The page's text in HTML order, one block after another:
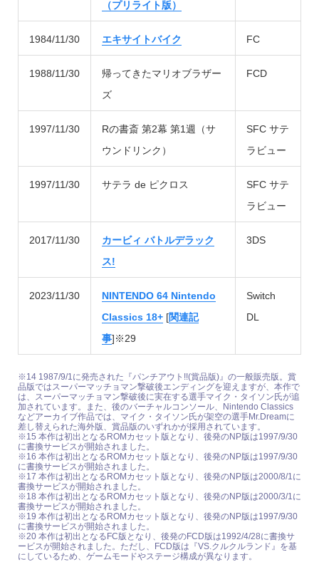
（プリライト版）
1984/11/30 エキサイトバイク FC
1988/11/30
帰ってきたマリオブラザー
ズ
FCD
1997/11/30
Rの書斎 第2幕 第1週（サ
ウンドリンク）
SFC サテ
ラビュー
1997/11/30 サテラ de ピクロス
SFC サテ
ラビュー
2017/11/30
カービィ バトルデラック
ス!
3DS
2023/11/30
NINTENDO 64 Nintendo
Classics 18+[関連記
事]※29
Switch
DL
※14 1987/9/1に発売された『パンチアウト!!(賞品版)』の一般販売版。賞
品版ではスーパーマッチョマン撃破後エンディングを迎えますが、本作で
は、スーパーマッチョマン撃破後に実在する選手マイク・タイソン氏が追
加されています。また、後のバーチャルコンソール、Nintendo Classics
などアーカイブ作品では、マイク・タイソン氏が架空の選手Mr.Dreamに
差し替えられた海外版、賞品版のいずれかが採用されています。
※15 本作は初出となるROMカセット版となり、後発のNP版は1997/9/30
に書換サービスが開始されました。
※16 本作は初出となるROMカセット版となり、後発のNP版は1997/9/30
に書換サービスが開始されました。
※17 本作は初出となるROMカセット版となり、後発のNP版は2000/8/1に
書換サービスが開始されました。
※18 本作は初出となるROMカセット版となり、後発のNP版は2000/3/1に
書換サービスが開始されました。
※19 本作は初出となるROMカセット版となり、後発のNP版は1997/9/30
に書換サービスが開始されました。
※20 本作は初出となるFC版となり、後発のFCD版は1992/4/28に書換サ
ービスが開始されました。ただし、FCD版は『VS.クルクルランド』を基
にしているため、ゲームモードやステージ構成が異なります。